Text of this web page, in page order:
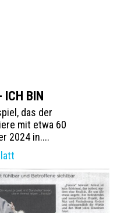
ICH BIN
das der
mit etwa 60
2024 in....